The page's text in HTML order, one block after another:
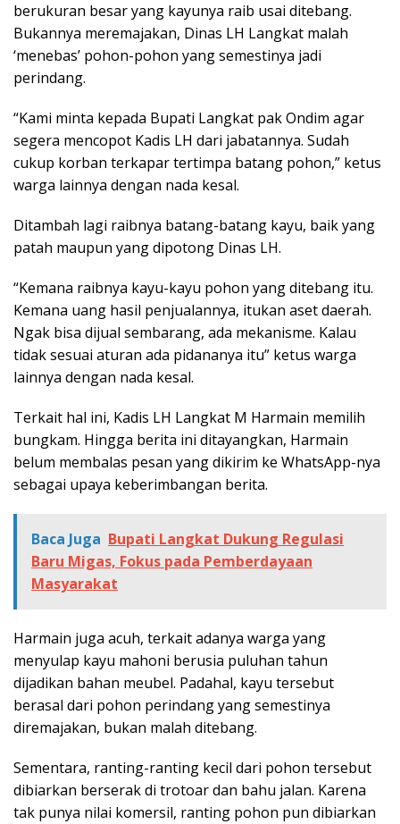
berukuran besar yang kayunya raib usai ditebang.
Bukannya meremajakan, Dinas LH Langkat malah
‘menebas’ pohon-pohon yang semestinya jadi
perindang.
“Kami minta kepada Bupati Langkat pak Ondim agar
segera mencopot Kadis LH dari jabatannya. Sudah
cukup korban terkapar tertimpa batang pohon,” ketus
warga lainnya dengan nada kesal.
Ditambah lagi raibnya batang-batang kayu, baik yang
patah maupun yang dipotong Dinas LH.
“Kemana raibnya kayu-kayu pohon yang ditebang itu.
Kemana uang hasil penjualannya, itukan aset daerah.
Ngak bisa dijual sembarang, ada mekanisme. Kalau
tidak sesuai aturan ada pidananya itu” ketus warga
lainnya dengan nada kesal.
Terkait hal ini, Kadis LH Langkat M Harmain memilih
bungkam. Hingga berita ini ditayangkan, Harmain
belum membalas pesan yang dikirim ke WhatsApp-nya
sebagai upaya keberimbangan berita.
Baca Juga Bupati Langkat Dukung Regulasi
Baru Migas, Fokus pada Pemberdayaan
Masyarakat
Harmain juga acuh, terkait adanya warga yang
menyulap kayu mahoni berusia puluhan tahun
dijadikan bahan meubel. Padahal, kayu tersebut
berasal dari pohon perindang yang semestinya
diremajakan, bukan malah ditebang.
Sementara, ranting-ranting kecil dari pohon tersebut
dibiarkan berserak di trotoar dan bahu jalan. Karena
tak punya nilai komersil, ranting pohon pun dibiarkan